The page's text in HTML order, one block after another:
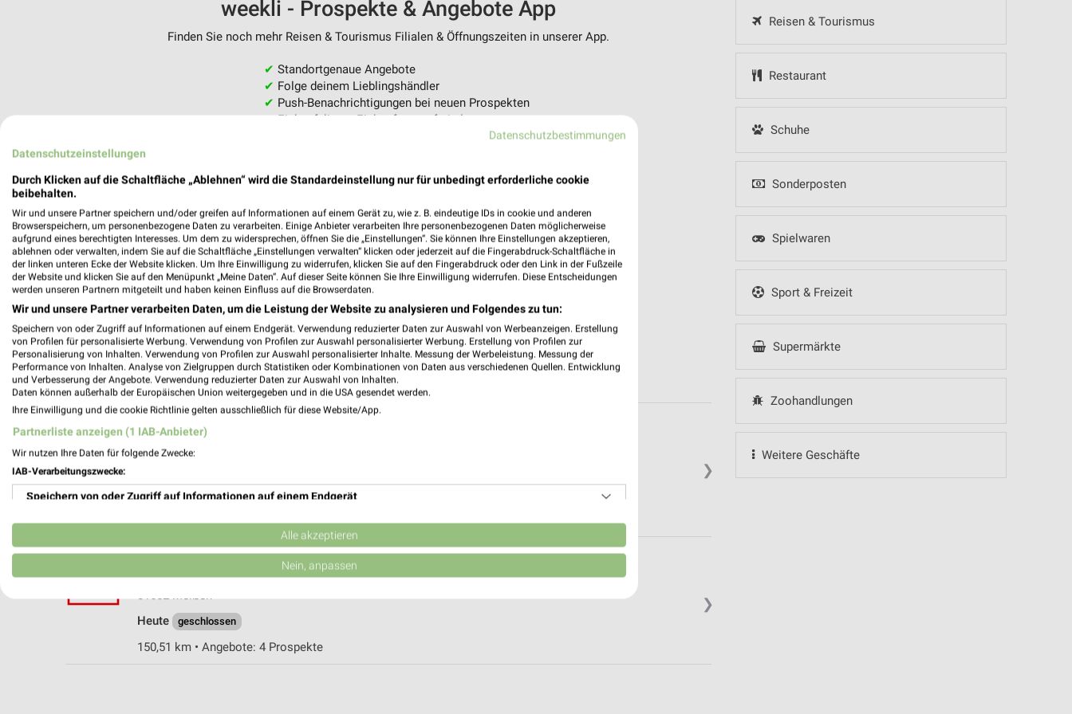
Reisen & Tourismus
Restaurant
Schuhe
Sonderposten
Spielwaren
Sport & Freizeit
Supermärkte
Zoohandlungen
Weitere Geschäfte
weekli - Prospekte & Angebote App
Finden Sie noch mehr Reisen & Tourismus Filialen & Öffnungszeiten in unserer App.
✔ Standortgenaue Angebote
✔ Folge deinem Lieblingshändler
✔ Push-Benachrichtigungen bei neuen Prospekten
✔Einkaufsliste - Einkauf stressfrei planen
❯
Kaufland Meißen
01662 Meißen
Heute geschlossen
❯
Niederauer Straße 43
01662 Meißen
Heute
geschlossen
150,51 km • Angebote: 4 Prospekte
Datenschutzbestimmungen
Datenschutzeinstellungen
Durch Klicken auf die Schaltfläche „Ablehnen“ wird die Standardeinstellung nur für unbedingt erforderliche cookie
beibehalten.
Wir und unsere Partner speichern und/oder greifen auf Informationen auf einem Gerät zu, wie z. B. eindeutige IDs in cookie und anderen
Browserspeichern, um personenbezogene Daten zu verarbeiten. Einige Anbieter verarbeiten Ihre personenbezogenen Daten möglicherweise
aufgrund eines berechtigten Interesses. Um dem zu widersprechen, öffnen Sie die „Einstellungen“. Sie können Ihre Einstellungen akzeptieren,
ablehnen oder verwalten, indem Sie auf die Schaltfläche „Einstellungen verwalten“ klicken oder jederzeit auf die Fingerabdruck-Schaltfläche in
der linken unteren Ecke der Website klicken. Um Ihre Einwilligung zu widerrufen, klicken Sie auf den Fingerabdruck oder den Link in der Fußzeile
der Website und klicken Sie auf den Menüpunkt „Meine Daten“. Auf dieser Seite können Sie Ihre Einwilligung widerrufen. Diese Entscheidungen
werden unseren Partnern mitgeteilt und haben keinen Einfluss auf die Browserdaten.
Wir und unsere Partner verarbeiten Daten, um die Leistung der Website zu analysieren und Folgendes zu tun:
Speichern von oder Zugriff auf Informationen auf einem Endgerät. Verwendung reduzierter Daten zur Auswahl von Werbeanzeigen. Erstellung
von Profilen für personalisierte Werbung. Verwendung von Profilen zur Auswahl personalisierter Werbung. Erstellung von Profilen zur
Personalisierung von Inhalten. Verwendung von Profilen zur Auswahl personalisierter Inhalte. Messung der Werbeleistung. Messung der
Performance von Inhalten. Analyse von Zielgruppen durch Statistiken oder Kombinationen von Daten aus verschiedenen Quellen. Entwicklung
und Verbesserung der Angebote. Verwendung reduzierter Daten zur Auswahl von Inhalten.
Daten können außerhalb der Europäischen Union weitergegeben und in die USA gesendet werden.
Ihre Einwilligung und die cookie Richtlinie gelten ausschließlich für diese Website/App.
Partnerliste anzeigen (1 IAB-Anbieter)
Wir nutzen Ihre Daten für folgende Zwecke:
IAB-Verarbeitungszwecke:
Speichern von oder Zugriff auf Informationen auf einem Endgerät
Verwendung reduzierter Daten zur Auswahl von Werbeanzeigen
Erstellung von Profilen für personalisierte Werbung
Erstellung von Profilen zur Personalisierung von Inhalten
Alle akzeptieren
Nein, anpassen